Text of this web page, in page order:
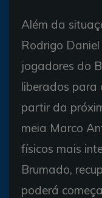
Além da
Rodrigo
jogadores do
liberados para
partir da
meia Marco
físicos mais
Brumado,
poderá